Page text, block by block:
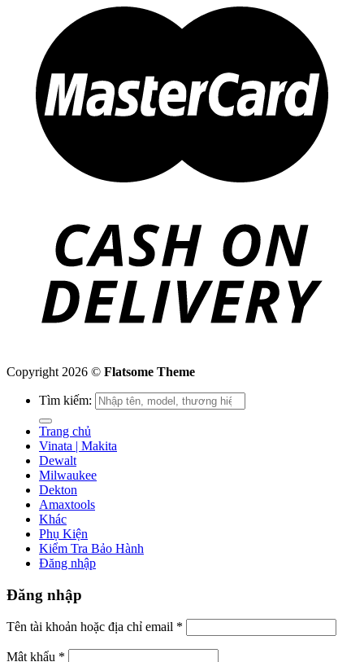
Copyright 2026 © Flatsome Theme
Tìm kiếm:
Trang chủ
Vinata | Makita
Dewalt
Milwaukee
Dekton
Amaxtools
Khác
Phụ Kiện
Kiểm Tra Bảo Hành
Đăng nhập
Đăng nhập
Tên tài khoản hoặc địa chỉ email *
Mật khẩu *